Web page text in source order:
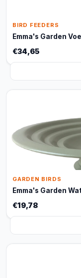
BIRD FEEDERS
Emma's Garden
€34,65
GARDEN BIRDS
Emma's Garden
€19,78